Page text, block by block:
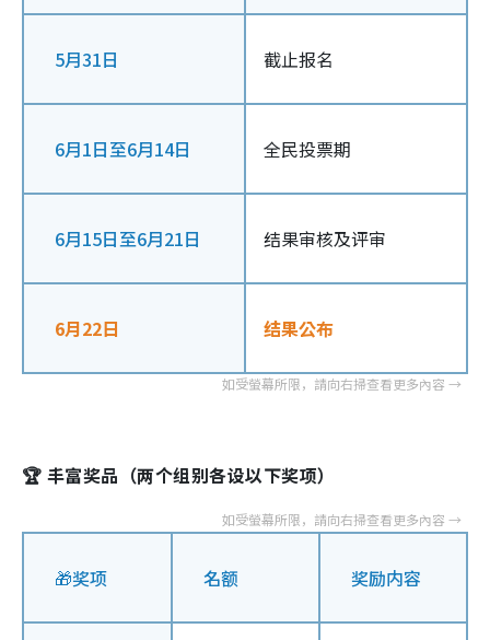
5月31日 截止报名
6月1日至6月14日 全民投票期
6月15日至6月21日 结果审核及评审
6月22日 结果公布
🏆 丰富奖品（两个组别各设以下奖项）
🎁奖项 名额 奖励内容